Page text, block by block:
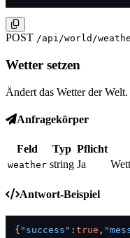
POST /api/world/
Wetter setzen
Ändert das Wetter der Welt.
Anfragekörper
Feld Typ Pflicht
weather string Ja
Antwort-Beispiel
{ "success" : true ,